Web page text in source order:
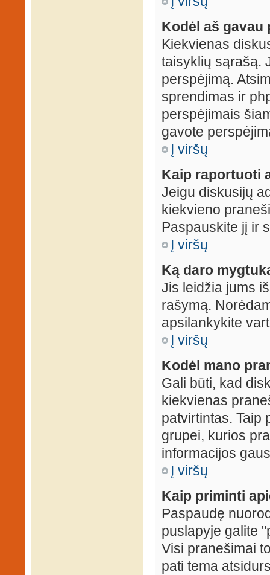
Kodėl aš gavau
Kiekvienas
taisyklių sąrašą.
perspėjimą.
sprendimas ir
perspėjimais
gavote
Į viršų
Kaip raportuoti
Jeigu diskusijų
kiekvieno
Paspauskite jį ir
Į viršų
Ką daro
Jis leidžia jums
rašymą.
apsilankykite
Į viršų
Kodėl mano
Gali būti, kad
kiekvienas
patvirtintas. Taip
grupei, kurios
informacijos
Į viršų
Kaip priminti
Paspaudę
puslapyje galite
Visi pranešimai
pati tema